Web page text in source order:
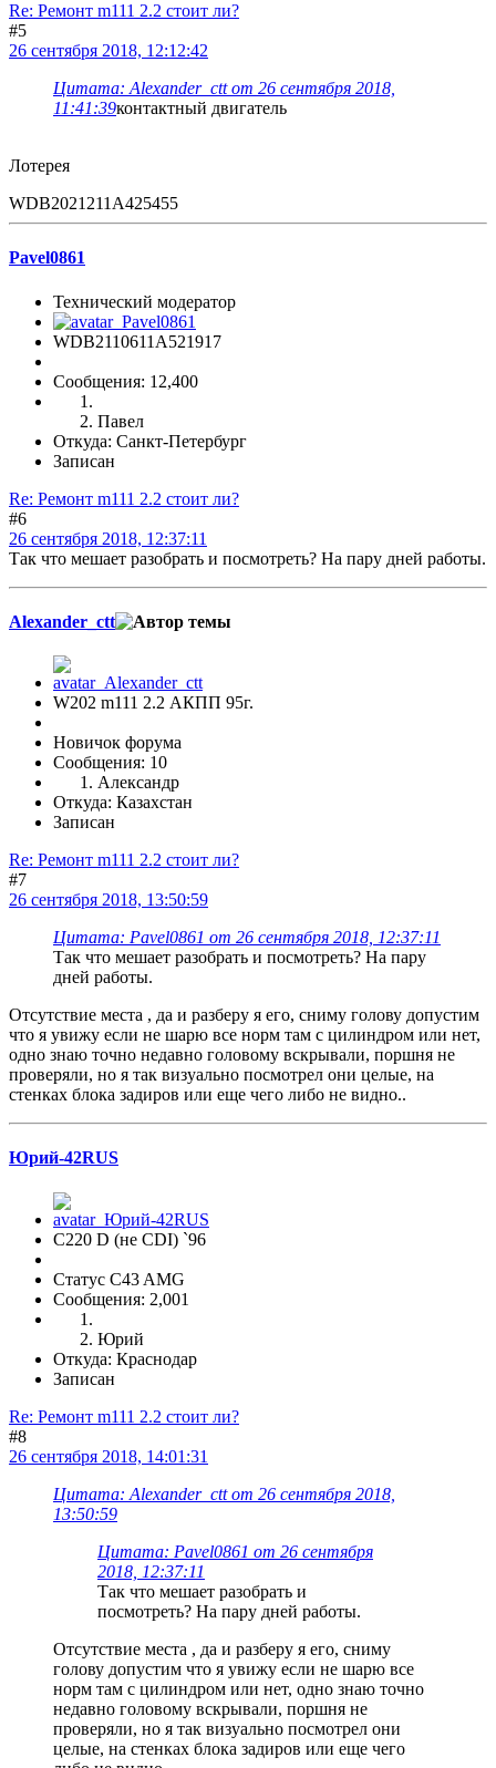
Re: Ремонт m111 2.2 стоит ли?
#5
26 сентября 2018, 12:12:42
Цитата: Alexander_ctt от 26 сентября 2018,
11:41:39контактный двигатель
Лотерея
WDB2021211A425455
Pavel0861
Технический модератор
WDB2110611A521917
Сообщения: 12,400
Павел
Откуда: Санкт-Петербург
Записан
Re: Ремонт m111 2.2 стоит ли?
#6
26 сентября 2018, 12:37:11
Так что мешает разобрать и посмотреть? На пару дней работы.
Alexander_ctt
W202 m111 2.2 АКПП 95г.
Новичок форума
Сообщения: 10
Александр
Откуда: Казахстан
Записан
Re: Ремонт m111 2.2 стоит ли?
#7
26 сентября 2018, 13:50:59
Цитата: Pavel0861 от 26 сентября 2018, 12:37:11
Так что мешает разобрать и посмотреть? На пару
дней работы.
Отсутствие места , да и разберу я его, сниму голову допустим
что я увижу если не шарю все норм там с цилиндром или нет,
одно знаю точно недавно головому вскрывали, поршня не
проверяли, но я так визуально посмотрел они целые, на
стенках блока задиров или еще чего либо не видно..
Юрий-42RUS
С220 D (не CDI) `96
Статус C43 AMG
Сообщения: 2,001
Юрий
Откуда: Краснодар
Записан
Re: Ремонт m111 2.2 стоит ли?
#8
26 сентября 2018, 14:01:31
Цитата: Alexander_ctt от 26 сентября 2018,
13:50:59
Цитата: Pavel0861 от 26 сентября
2018, 12:37:11
Так что мешает разобрать и
посмотреть? На пару дней работы.
Отсутствие места , да и разберу я его, сниму
голову допустим что я увижу если не шарю все
норм там с цилиндром или нет, одно знаю точно
недавно головому вскрывали, поршня не
проверяли, но я так визуально посмотрел они
целые, на стенках блока задиров или еще чего